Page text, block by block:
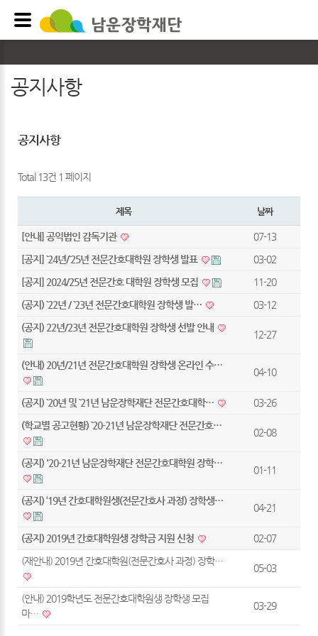
공지사항
공지사항
Total 13건 1 페이지
제목 날짜
[안내] 공익법인 감독기관
07-13
[공지] `24년/`25년 전문간호대학원 장학생 발표
03-02
[공지] 2024/25년 전문간호 대학원 장학생 모집
11-20
(공지) `22년 / `23년 전문간호대학원 장학생 발…
03-12
(공지) 22년/23년 전문간호대학원 장학생 선발 안내
12-27
(안내) 20년/21년 전문간호대학원 장학생 온라인 수…
04-10
(공지) `20년 및 `21년 남운장학재단 전문간호대학…
03-26
(학교별 공고현황) `20-21년 남운장학재단 전문간호…
02-08
(공지) '20-21년 남운장학재단 전문간호대학원 장학…
01-11
(공지) ‘19년 간호대학원생(전문간호사 과정) 장학생…
04-21
(공지) 2019년 간호대학원생 장학금 지원 신청
02-07
(재안내) 2019년 간호대학원(전문간호사 과정) 장학…
05-03
(안내) 2019학년도 전문간호대학원생 장학생 모집
마…
03-29